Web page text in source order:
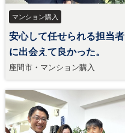
マンション購入
安心して任せられる担当者
に出会えて良かった。
座間市・マンション購入